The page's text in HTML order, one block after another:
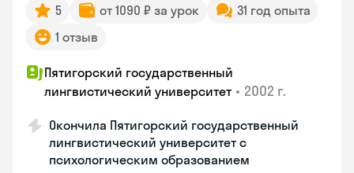
5 от 1090 ₽ за урок
31 год опыта
1 отзыв
Пятигорский государственный
лингвистический университет • 2002 г.
Окончила Пятигорский государственный
лингвистический университет с
психологическим образованием